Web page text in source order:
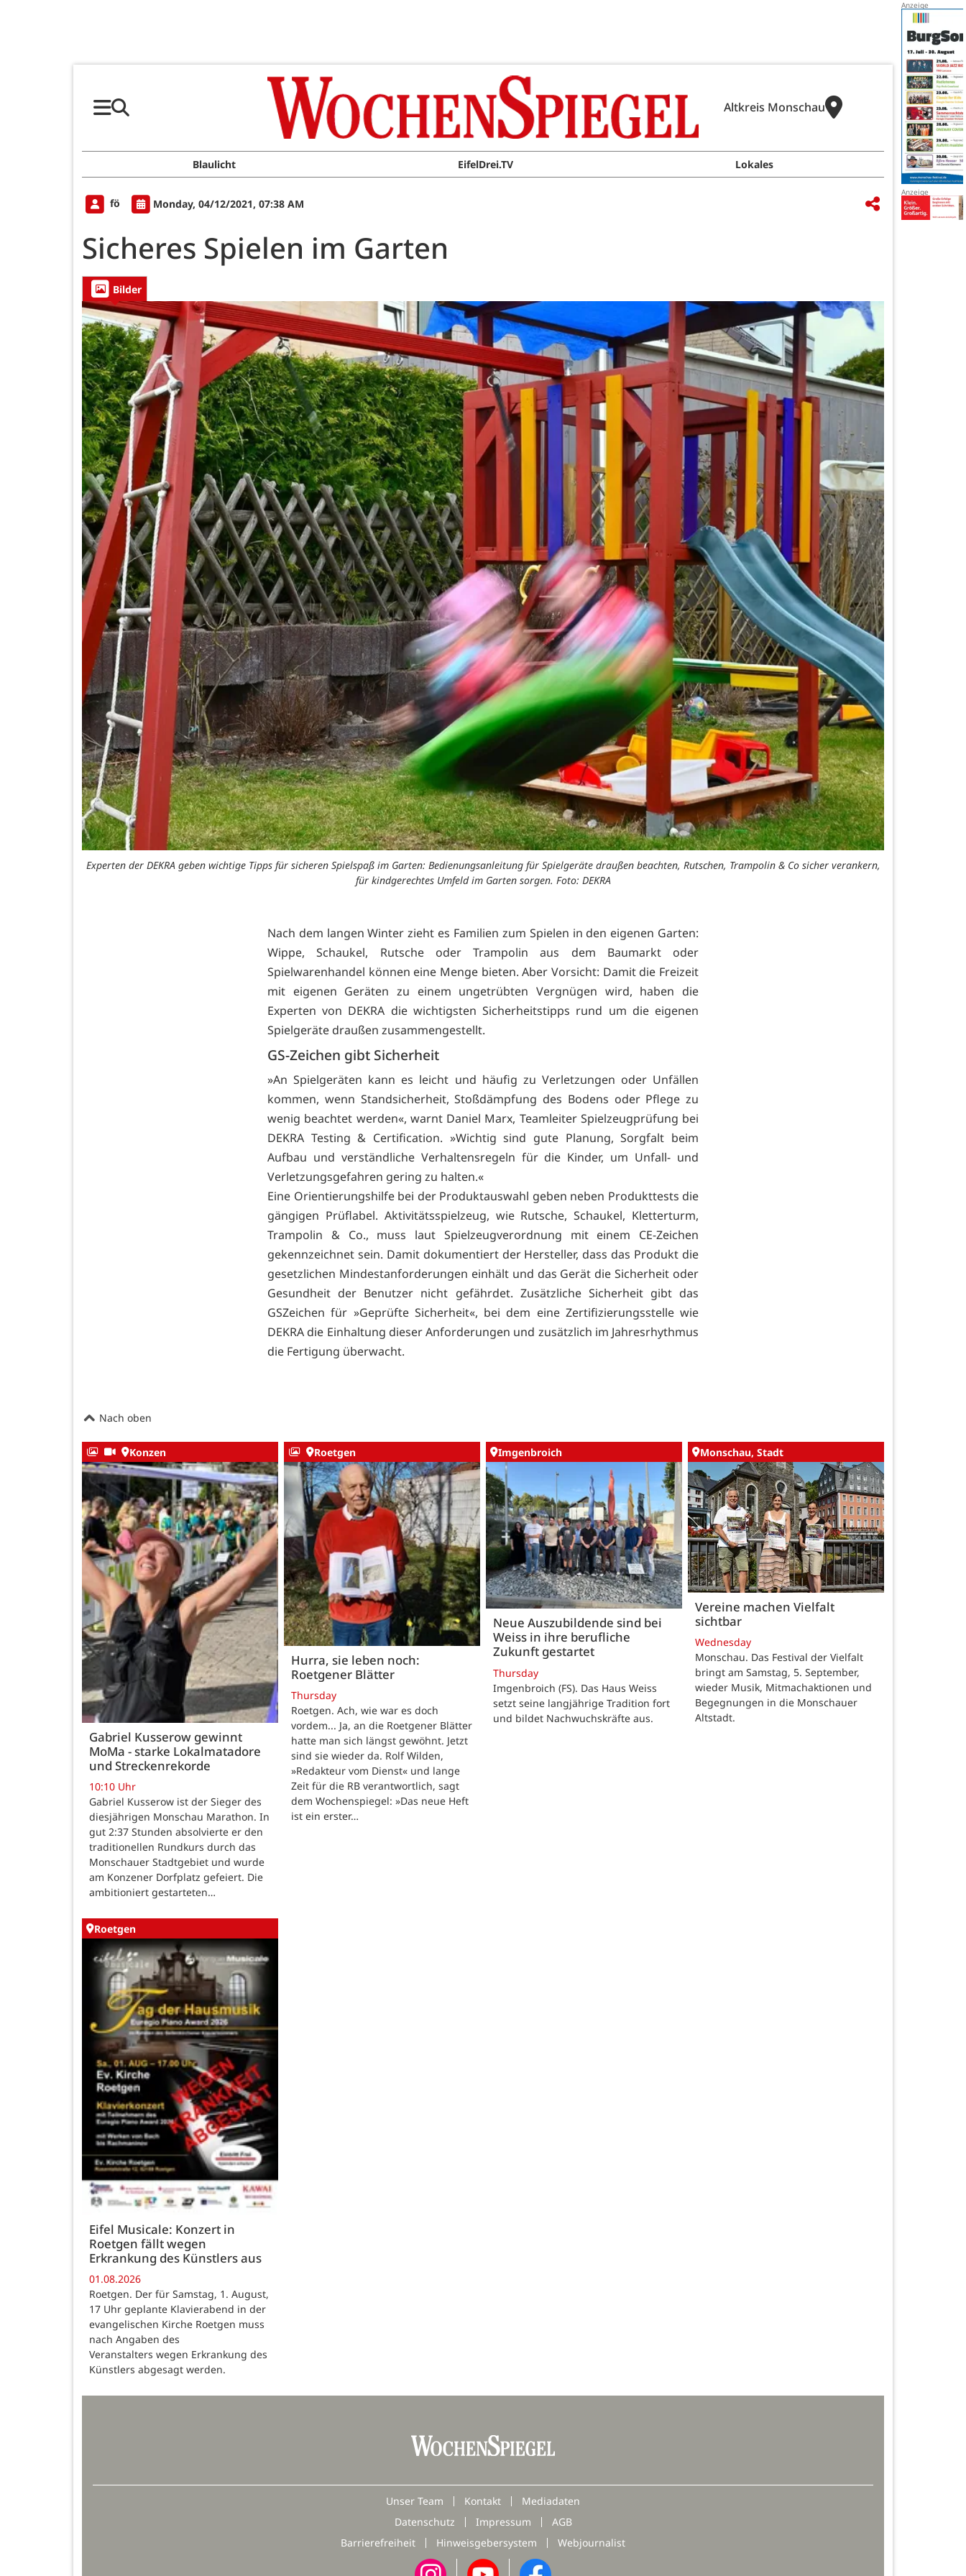
Altkreis Monschau
Blaulicht EifelDrei.TV Lokales
fö Monday, 04/12/2021, 07:38 AM
Sicheres Spielen im Garten
Bilder
Experten der DEKRA geben wichtige Tipps für sicheren Spielspaß im Garten: Bedienungsanleitung für Spielgeräte draußen beachten, Rutschen, Trampolin & Co sicher verankern,
für kindgerechtes Umfeld im Garten sorgen. Foto: DEKRA
Nach dem langen Winter zieht es Familien zum Spielen in den eigenen Garten:
Wippe, Schaukel, Rutsche oder Trampolin aus dem Baumarkt oder
Spielwarenhandel können eine Menge bieten. Aber Vorsicht: Damit die Freizeit
mit eigenen Geräten zu einem ungetrübten Vergnügen wird, haben die
Experten von DEKRA die wichtigsten Sicherheitstipps rund um die eigenen
Spielgeräte draußen zusammengestellt.
GS-Zeichen gibt Sicherheit
»An Spielgeräten kann es leicht und häufig zu Verletzungen oder Unfällen
kommen, wenn Standsicherheit, Stoßdämpfung des Bodens oder Pflege zu
wenig beachtet werden«, warnt Daniel Marx, Teamleiter Spielzeugprüfung bei
DEKRA Testing & Certification. »Wichtig sind gute Planung, Sorgfalt beim
Aufbau und verständliche Verhaltensregeln für die Kinder, um Unfall- und
Verletzungsgefahren gering zu halten.«
Eine Orientierungshilfe bei der Produktauswahl geben neben Produkttests die
gängigen Prüflabel. Aktivitätsspielzeug, wie Rutsche, Schaukel, Kletterturm,
Trampolin & Co., muss laut Spielzeugverordnung mit einem CE-Zeichen
gekennzeichnet sein. Damit dokumentiert der Hersteller, dass das Produkt die
gesetzlichen Mindestanforderungen einhält und das Gerät die Sicherheit oder
Gesundheit der Benutzer nicht gefährdet. Zusätzliche Sicherheit gibt das
GSZeichen für »Geprüfte Sicherheit«, bei dem eine Zertifizierungsstelle wie
DEKRA die Einhaltung dieser Anforderungen und zusätzlich im Jahresrhythmus
die Fertigung überwacht.
Nach oben
Konzen
Gabriel Kusserow gewinnt
MoMa - starke Lokalmatadore
und Streckenrekorde
10:10 Uhr
Gabriel Kusserow ist der Sieger des
diesjährigen Monschau Marathon. In
gut 2:37 Stunden absolvierte er den
traditionellen Rundkurs durch das
Monschauer Stadtgebiet und wurde
am Konzener Dorfplatz gefeiert. Die
ambitioniert gestarteten…
Roetgen
Hurra, sie leben noch:
Roetgener Blätter
Thursday
Roetgen. Ach, wie war es doch
vordem... Ja, an die Roetgener Blätter
hatte man sich längst gewöhnt. Jetzt
sind sie wieder da. Rolf Wilden,
»Redakteur vom Dienst« und lange
Zeit für die RB verantwortlich, sagt
dem Wochenspiegel: »Das neue Heft
ist ein erster…
Imgenbroich
Neue Auszubildende sind bei
Weiss in ihre berufliche
Zukunft gestartet
Thursday
Imgenbroich (FS). Das Haus Weiss
setzt seine langjährige Tradition fort
und bildet Nachwuchskräfte aus.
Monschau, Stadt
Vereine machen Vielfalt
sichtbar
Wednesday
Monschau. Das Festival der Vielfalt
bringt am Samstag, 5. September,
wieder Musik, Mitmachaktionen und
Begegnungen in die Monschauer
Altstadt.
Roetgen
Eifel Musicale: Konzert in
Roetgen fällt wegen
Erkrankung des Künstlers aus
01.08.2026
Roetgen. Der für Samstag, 1. August,
17 Uhr geplante Klavierabend in der
evangelischen Kirche Roetgen muss
nach Angaben des
Veranstalters wegen Erkrankung des
Künstlers abgesagt werden.
Unser Team Kontakt
Mediadaten
Datenschutz
Impressum
AGB
Barrierefreiheit
Hinweisgebersystem Webjournalist